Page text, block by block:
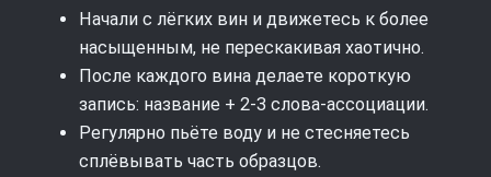
Начали с лёгких вин и движетесь к более
насыщенным, не перескакивая хаотично.
После каждого вина делаете короткую
запись: название + 2-3 слова-ассоциации.
Регулярно пьёте воду и не стесняетесь
сплёвывать часть образцов.